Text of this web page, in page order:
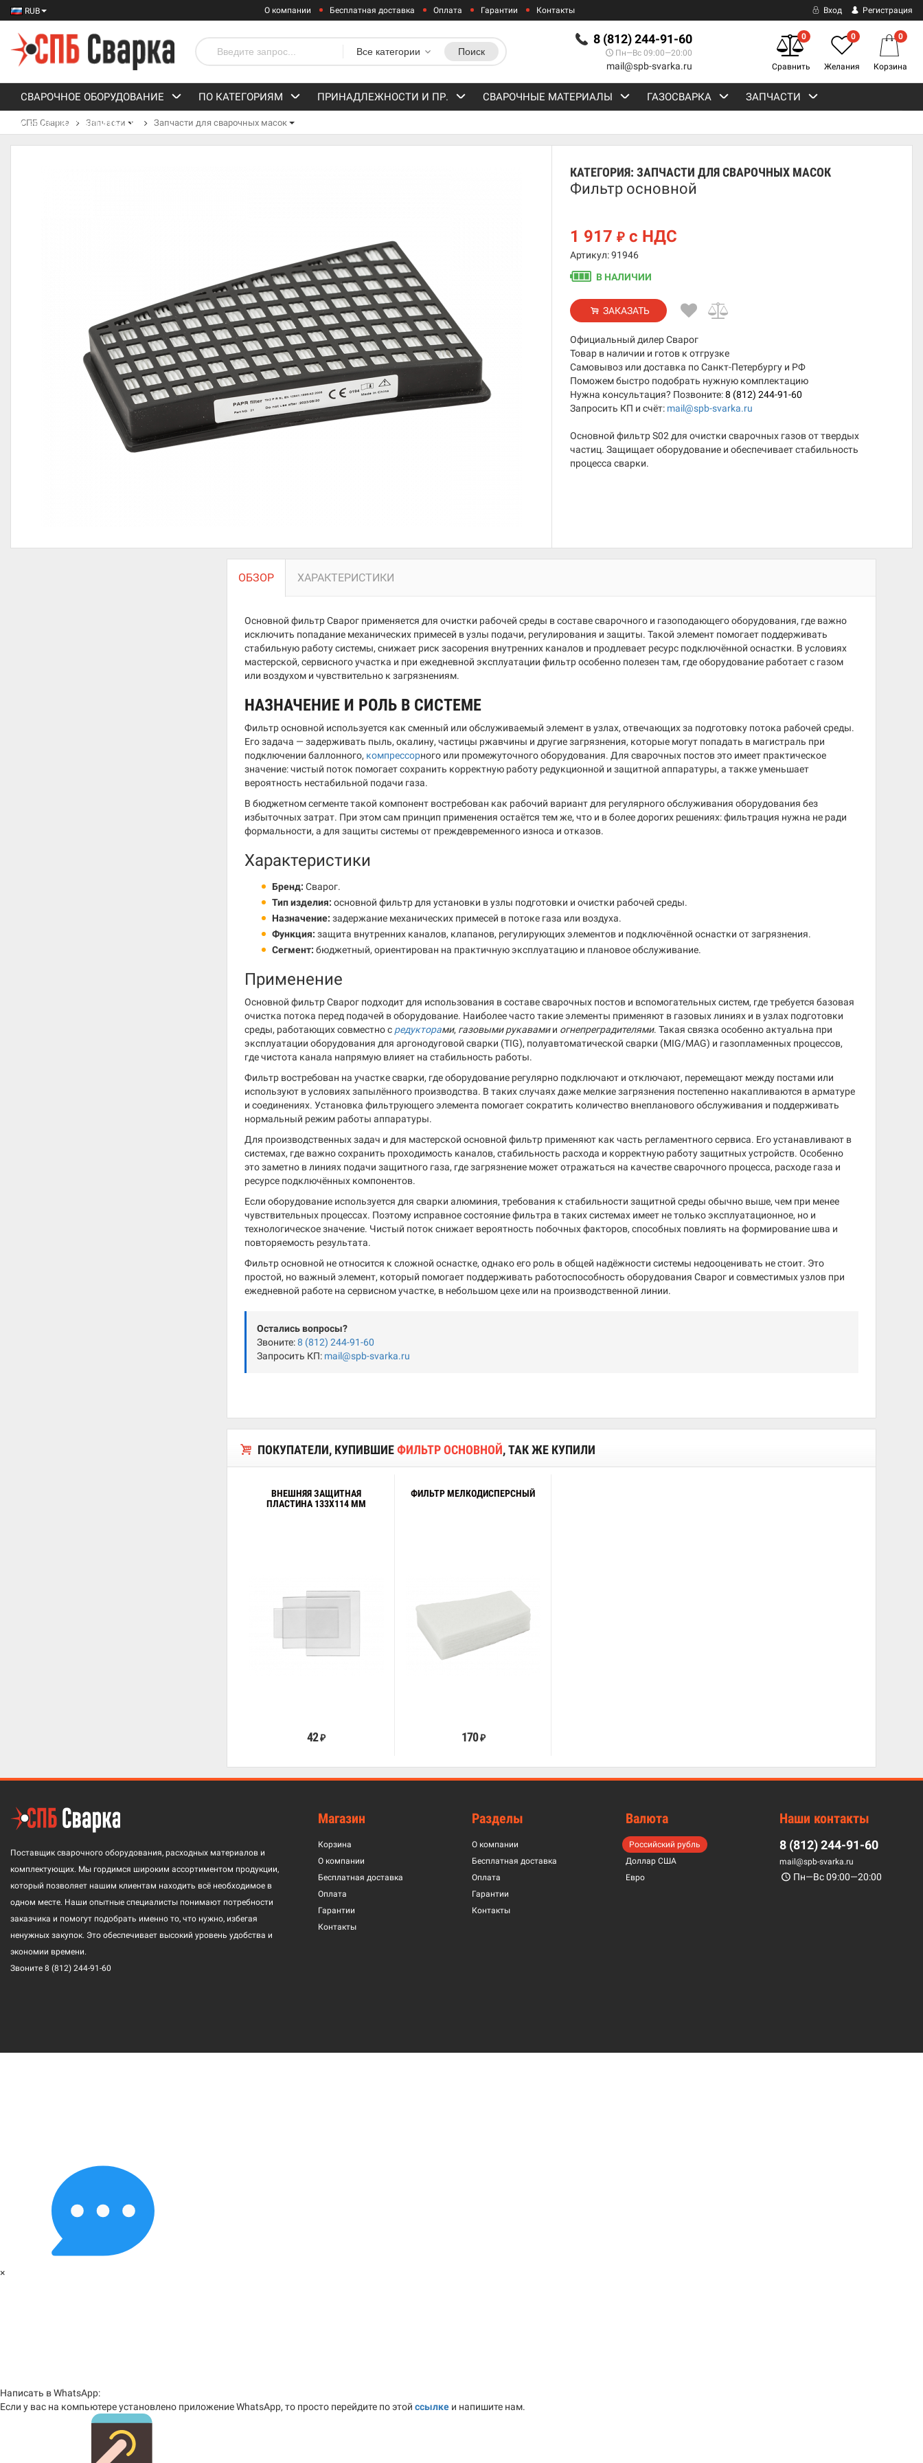
RUB О компании Бесплатная доставка Оплата Гарантии Контакты Вход Регистрация
8 (812) 244-91-60
Пн—Вс 09:00—20:00
mail@spb-svarka.ru
Все категории Поиск
0
Сравнить
0
Желания
0
Корзина
СВАРОЧНОЕ ОБОРУДОВАНИЕ ПО КАТЕГОРИЯМ ПРИНАДЛЕЖНОСТИ И ПР. СВАРОЧНЫЕ МАТЕРИАЛЫ ГАЗОСВАРКА ЗАПЧАСТИ
СРЕДСТВА ЗАЩИТЫ
СПБ Сварка Запчасти Запчасти для сварочных масок
КАТЕГОРИЯ:ЗАПЧАСТИ ДЛЯ СВАРОЧНЫХ МАСОК
Фильтр основной
1 917₽ с НДС
Артикул: 91946
В НАЛИЧИИ
ЗАКАЗАТЬ
Официальный дилер Сварог
Товар в наличии и готов к отгрузке
Самовывоз или доставка по Санкт-Петербургу и РФ
Поможем быстро подобрать нужную комплектацию
Нужна консультация? Позвоните:8 (812) 244-91-60
Запросить КП и счёт: mail@spb-svarka.ru
Основной фильтр S02 для очистки сварочных газов от твердых
частиц. Защищает оборудование и обеспечивает стабильность
процесса сварки.
ОБЗОР ХАРАКТЕРИСТИКИ
Основной фильтр Сварог применяется для очистки рабочей среды в составе сварочного и газоподающего оборудования, где важно
исключить попадание механических примесей в узлы подачи, регулирования и защиты. Такой элемент помогает поддерживать
стабильную работу системы, снижает риск засорения внутренних каналов и продлевает ресурс подключённой оснастки. В условиях
мастерской, сервисного участка и при ежедневной эксплуатации фильтр особенно полезен там, где оборудование работает с газом
или воздухом и чувствительно к загрязнениям.
НАЗНАЧЕНИЕ И РОЛЬ В СИСТЕМЕ
Фильтр основной используется как сменный или обслуживаемый элемент в узлах, отвечающих за подготовку потока рабочей среды.
Его задача — задерживать пыль, окалину, частицы ржавчины и другие загрязнения, которые могут попадать в магистраль при
подключении баллонного, компрессорного или промежуточного оборудования. Для сварочных постов это имеет практическое
значение: чистый поток помогает сохранить корректную работу редукционной и защитной аппаратуры, а также уменьшает
вероятность нестабильной подачи газа.
В бюджетном сегменте такой компонент востребован как рабочий вариант для регулярного обслуживания оборудования без
избыточных затрат. При этом сам принцип применения остаётся тем же, что и в более дорогих решениях: фильтрация нужна не ради
формальности, а для защиты системы от преждевременного износа и отказов.
Характеристики
Бренд: Сварог.
Тип изделия: основной фильтр для установки в узлы подготовки и очистки рабочей среды.
Назначение: задержание механических примесей в потоке газа или воздуха.
Функция: защита внутренних каналов, клапанов, регулирующих элементов и подключённой оснастки от загрязнения.
Сегмент: бюджетный, ориентирован на практичную эксплуатацию и плановое обслуживание.
Применение
Основной фильтр Сварог подходит для использования в составе сварочных постов и вспомогательных систем, где требуется базовая
очистка потока перед подачей в оборудование. Наиболее часто такие элементы применяют в газовых линиях и в узлах подготовки
среды, работающих совместно с редукторами, газовыми рукавамии огнепреградителями. Такая связка особенно актуальна при
эксплуатации оборудования для аргонодуговой сварки (TIG), полуавтоматической сварки (MIG/MAG) и газопламенных процессов,
где чистота канала напрямую влияет на стабильность работы.
Фильтр востребован на участке сварки, где оборудование регулярно подключают и отключают, перемещают между постами или
используют в условиях запылённого производства. В таких случаях даже мелкие загрязнения постепенно накапливаются в арматуре
и соединениях. Установка фильтрующего элемента помогает сократить количество внепланового обслуживания и поддерживать
нормальный режим работы аппаратуры.
Для производственных задач и для мастерской основной фильтр применяют как часть регламентного сервиса. Его устанавливают в
системах, где важно сохранить проходимость каналов, стабильность расхода и корректную работу защитных устройств. Особенно
это заметно в линиях подачи защитного газа, где загрязнение может отражаться на качестве сварочного процесса, расходе газа и
ресурсе подключённых компонентов.
Если оборудование используется для сварки алюминия, требования к стабильности защитной среды обычно выше, чем при менее
чувствительных процессах. Поэтому исправное состояние фильтра в таких системах имеет не только эксплуатационное, но и
технологическое значение. Чистый поток снижает вероятность побочных факторов, способных повлиять на формирование шва и
повторяемость результата.
Фильтр основной не относится к сложной оснастке, однако его роль в общей надёжности системы недооценивать не стоит. Это
простой, но важный элемент, который помогает поддерживать работоспособность оборудования Сварог и совместимых узлов при
ежедневной работе на сервисном участке, в небольшом цехе или на производственной линии.
Остались вопросы?
Звоните:8 (812) 244-91-60
Запросить КП: mail@spb-svarka.ru
ПОКУПАТЕЛИ, КУПИВШИЕФИЛЬТР ОСНОВНОЙ, ТАК ЖЕ КУПИЛИ
ВНЕШНЯЯ ЗАЩИТНАЯ
ПЛАСТИНА 133Х114 ММ
42₽
ФИЛЬТР МЕЛКОДИСПЕРСНЫЙ
170 ₽
Поставщик сварочного оборудования, расходных материалов и
комплектующих. Мы гордимся широким ассортиментом продукции,
который позволяет нашим клиентам находить всё необходимое в
одном месте. Наши опытные специалисты понимают потребности
заказчика и помогут подобрать именно то, что нужно, избегая
ненужных закупок. Это обеспечивает высокий уровень удобства и
экономии времени.
Звоните 8 (812) 244-91-60
Магазин
Корзина
О компании
Бесплатная доставка
Оплата
Гарантии
Контакты
Разделы
О компании
Бесплатная доставка
Оплата
Гарантии
Контакты
Валюта
Российский рубль
Доллар США
Евро
Наши контакты
8 (812) 244-91-60
mail@spb-svarka.ru
Пн—Вс 09:00—20:00
×
Написать в WhatsApp:
Если у вас на компьютере установлено приложение WhatsApp, то просто перейдите по этой ссылке и напишите нам.